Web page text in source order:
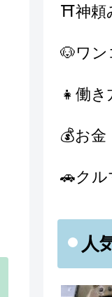
⛩神頼
🐶ワン
👧働
💰お金
🚗クル
人